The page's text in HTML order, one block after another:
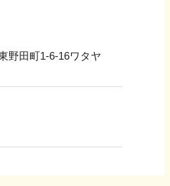
野田町1-6-16ワタヤ